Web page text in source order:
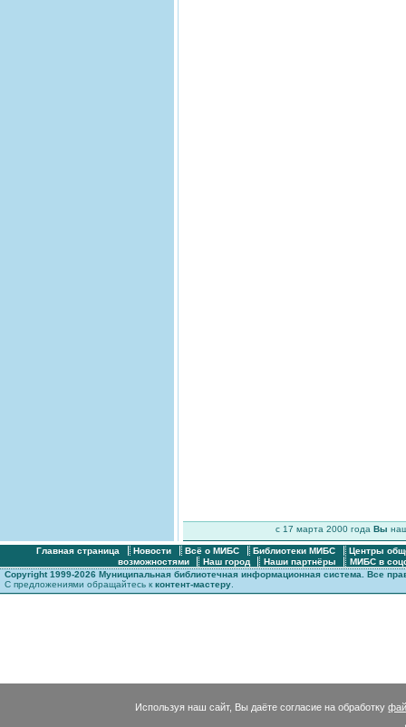
c 17 марта 2000 годаВы
Главная страница Новости Всё о МИБС Библиотеки МИБС
Центры
возможностями
Наш город Наши партнёры
МИБС в
Copyright 1999-2026 Муниципальная библиотечная информационная система. Все
С предложениями обращайтесь к контент-мастеру
Используя наш сайт, Вы даёте согласие на обработку